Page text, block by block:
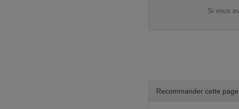
Si vous
Recommander cette